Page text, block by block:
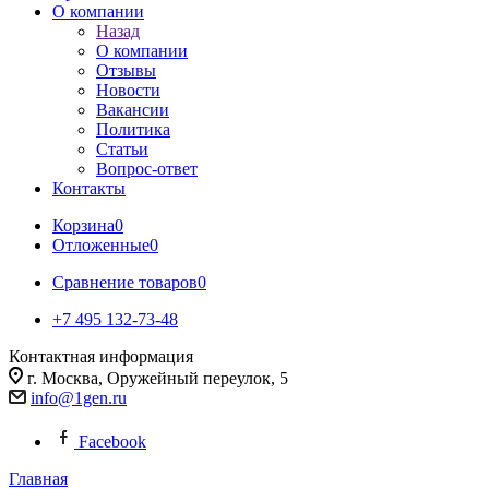
О компании
Назад
О компании
Отзывы
Новости
Вакансии
Политика
Статьи
Вопрос-ответ
Контакты
Корзина0
Отложенные0
Сравнение товаров0
+7 495 132-73-48
Контактная информация
г. Москва, Оружейный переулок, 5
info@1gen.ru
Facebook
Главная